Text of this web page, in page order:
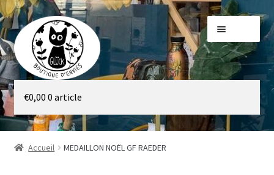
Aller
à
la
navigation
Aller
au
contenu
Galerie
Boutique
€0,00 0 article
Accueil MEDAILLON NOËL GF RAEDER